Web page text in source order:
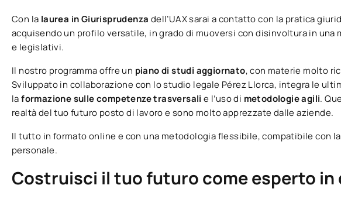
Con la laurea in Giurisprudenza dell’UAX sarai a contatto con la pratica
acquisendo un profilo versatile, in grado di muoversi con disinvoltura in
e legislativi.
Il nostro programma offre un piano di studi aggiornato, con materie molto
Sviluppato in collaborazione con lo studio legale Pérez Llorca, integra le
laformazione sulle competenze trasversalie l’uso di metodologie agili.
realtà del tuo futuro posto di lavoro e sono molto apprezzate dalle aziende.
Il tutto in formato online e con una metodologia flessibile, compatibile con
personale.
Costruisci il tuo futuro come esperto